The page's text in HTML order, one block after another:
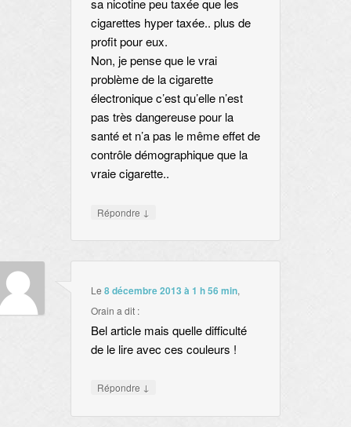
sa nicotine peu taxée que les
cigarettes hyper taxée.. plus de
profit pour eux.
Non, je pense que le vrai
problème de la cigarette
électronique c’est qu’elle n’est
pas très dangereuse pour la
santé et n’a pas le même effet de
contrôle démographique que la
vraie cigarette..
Répondre ↓
Le 8 décembre 2013 à 1 h 56 min,
Orain a dit :
Bel article mais quelle difficulté
de le lire avec ces couleurs !
Répondre ↓